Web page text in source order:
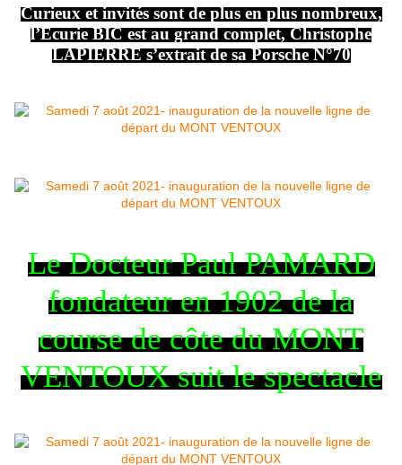
Curieux et invités sont de plus en plus nombreux,
l’Écurie BIC est au grand complet, Christophe
LAPIERRE s’extrait de sa Porsche N°70
Le Docteur Paul PAMARD
fondateur en 1902 de la
course de côte du MONT
VENTOUX suit le spectacle